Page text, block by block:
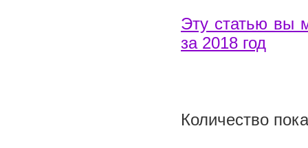
Эту статью вы
за 2018 год
Количество